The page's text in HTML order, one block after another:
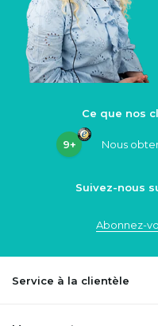
Ce que nos
9+ Nous
Suivez-nous
Abonnez-
Service à la clientèle